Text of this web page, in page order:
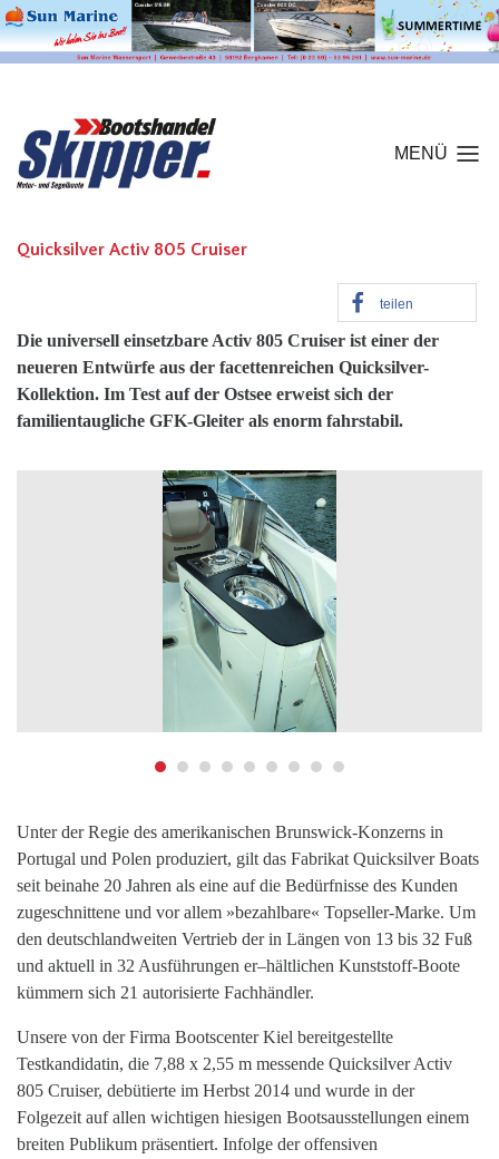
MENÜ
Quicksilver Activ 805 Cruiser
teilen
Die universell einsetzbare Activ 805 Cruiser ist einer der
neueren Entwürfe aus der facettenreichen Quicksilver-
Kollektion. Im Test auf der Ostsee erweist sich der
familientaugliche GFK-Gleiter als enorm fahrstabil.
Unter der Regie des amerikanischen Brunswick-Konzerns in
Portugal und Polen produziert, gilt das Fabrikat Quicksilver Boats
seit beinahe 20 Jahren als eine auf die Bedürfnisse des Kunden
zugeschnittene und vor allem »bezahlbare« Topseller-Marke. Um
den deutschlandweiten Vertrieb der in Längen von 13 bis 32 Fuß
und aktuell in 32 Ausführungen er–hältlichen Kunststoff-Boote
kümmern sich 21 autorisierte Fachhändler.
Unsere von der Firma Bootscenter Kiel bereitgestellte
Testkandidatin, die 7,88 x 2,55 m messende Quicksilver Activ
805 Cruiser, debütierte im Herbst 2014 und wurde in der
Folgezeit auf allen wichtigen hiesigen Bootsausstellungen einem
breiten Publikum präsentiert. Infolge der offensiven